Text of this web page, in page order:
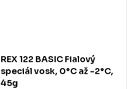
REX 122 BASIC Fialový
speciál vosk, 0°C až -2°C,
45g